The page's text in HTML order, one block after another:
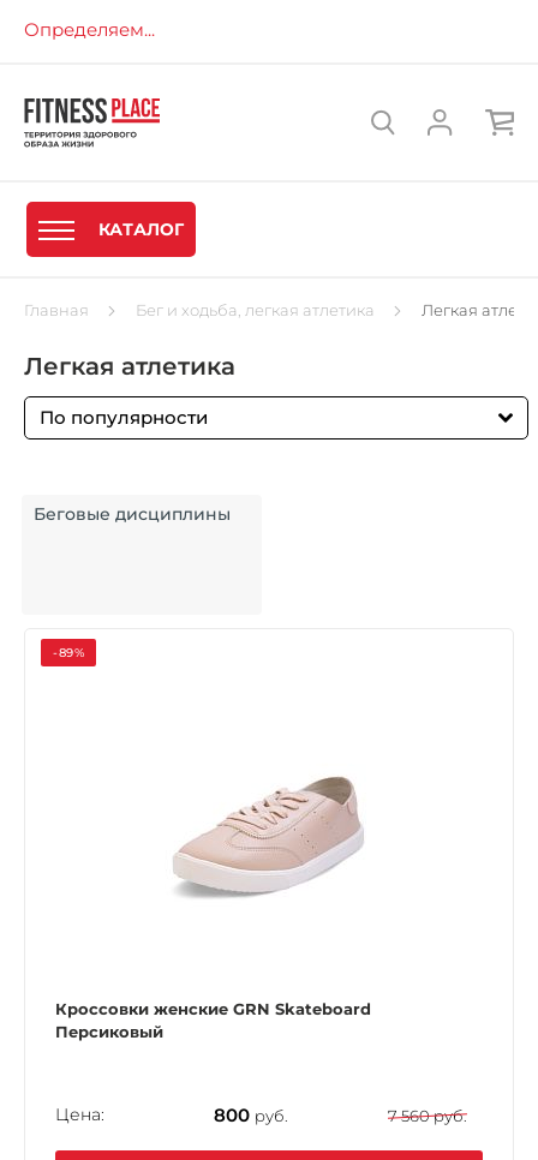
Определяем...
КАТАЛОГ
Главная Бег и ходьба, легкая атлетика Легкая
Легкая атлетика
По популярности
Беговые дисциплины
-89%
Кроссовки женские GRN Skateboard
Персиковый
Цена: 800 руб. 7 560 руб.